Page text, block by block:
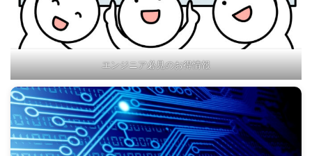
エンジニア必見のお得情報